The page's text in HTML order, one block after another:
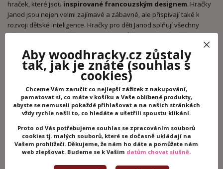
hraček, které jsou inspirované francouzským designem. Hračky
Janod jsou nejen velmi zajímavé a zábavné, ale přispívají také k
rozvoji dětské inteligence. Hračky pro děti Janod splňují všechny
přísné standardy a předpisy, proto si můžete být jisti, že děti se hrají
bezpečnostimají i atraktivní provedení a dětem po celém světě
přinášejí plno radosti a veselosti. Za kvalitou výrobce Janod stojí
PAL Awards , za hračky podporující rozvoj řeči
a zlatá příčka vBest Toy Awardv Oppenheim Toy Portfolio Award,
kde o vítězi rozhodují rodiče, pedagogové a děti.
Potřebujete poradit?
+420 605 062 233
Aby woodhracky.cz zůstaly
tak, jak je znáte(souhlas s
cookies)
Chceme Vám zaručit co nejlepší zážitek z nakupování,
pamatovat si, co máte v košíku a Vaše oblíbené produkty,
abyste se nemuseli pokaždé přihlašovat a na našich stránkách
vždy rychle našli to, co hledáte a ušetřili spoustu klikání.
Proto od Vás potřebujeme souhlas se zpracováním souborů
cookies tj. malých souborů, které se dočasně ukládají na
Vašem prohlížeči. Děkujeme, že nám ho dáte a pomůžete nám
web zlepšovat. Budeme se k Vašim datům chovat slušně.